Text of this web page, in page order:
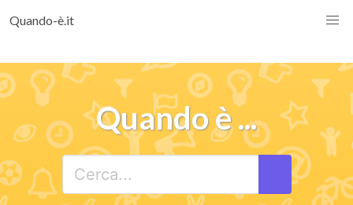
Quando-è.it
Quando è ...